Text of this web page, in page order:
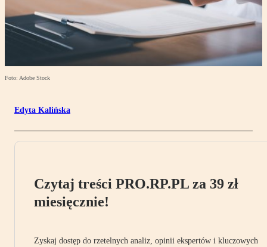
Foto: Adobe Stock
Edyta Kalińska
Czytaj treści PRO.RP.PL za 39 zł
miesięcznie!
Zyskaj dostęp do rzetelnych analiz, opinii ekspertów i kluczowych